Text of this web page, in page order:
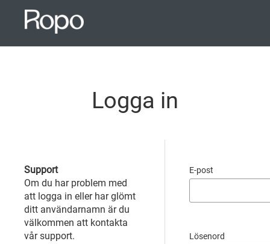
Logga in
Support
Om du har problem med
att logga in eller har glömt
ditt användarnamn är du
välkommen att kontakta
vår support.
E-post
Lösenord